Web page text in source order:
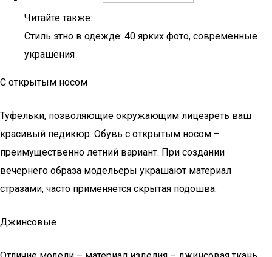
Читайте также:
Стиль этно в одежде: 40 ярких фото, современные
украшения
С открытым носом
Туфельки, позволяющие окружающим лицезреть ваш
красивый педикюр. Обувь с открытым носом –
преимущественно летний вариант. При создании
вечернего образа модельеры украшают материал
стразами, часто применяется скрытая подошва.
Джинсовые